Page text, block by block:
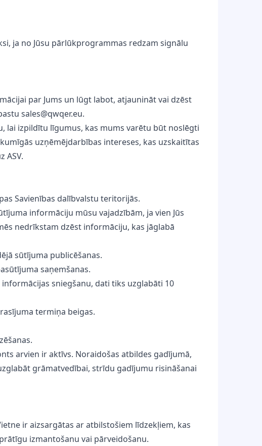
ja no Jūsu pārlūkprogrammas redzam signālu
par Jums un lūgt labot, atjaunināt vai dzēst
sales@qwqer.eu.
lai izpildītu līgumus, kas mums varētu būt noslēgti
uzņēmējdarbības intereses, kas uzskaitītas
ASV.
Savienības dalībvalstu teritorijās.
informāciju mūsu vajadzībām, ja vien Jūs
nedrīkstam dzēst informāciju, kas jāglabā
sūtījuma publicēšanas.
saņemšanas.
sniegšanu, dati tiks uzglabāti 10
termiņa beigas.
arvien ir aktīvs. Noraidošas atbildes gadījumā,
grāmatvedībai, strīdu gadījumu risināšanai
ir aizsargātas ar atbilstošiem līdzekļiem, kas
izmantošanu vai pārveidošanu.